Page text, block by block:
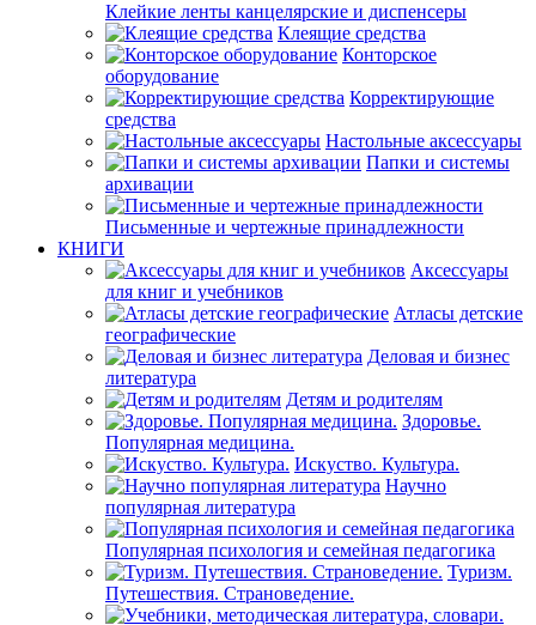
Клейкие ленты канцелярские и диспенсеры
Клеящие средства
Конторское
оборудование
Корректирующие
средства
Настольные аксессуары
Папки и системы
архивации
Письменные и чертежные принадлежности
КНИГИ
Аксессуары
для книг и учебников
Атласы детские
географические
Деловая и бизнес
литература
Детям и родителям
Здоровье.
Популярная медицина.
Искуство. Культура.
Научно
популярная литература
Популярная психология и семейная педагогика
Туризм.
Путешествия. Страноведение.